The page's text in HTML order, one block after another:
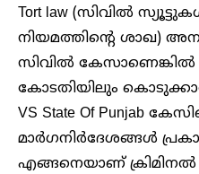
Tort law (സിവിൽ
നിയമത്തിന്റെ ശാഖ)
സിവിൽ
കോടതിയിലും
VS State Of Punjab
മാർഗനിർദേശങ്ങൾ
എങ്ങനെയാണ്